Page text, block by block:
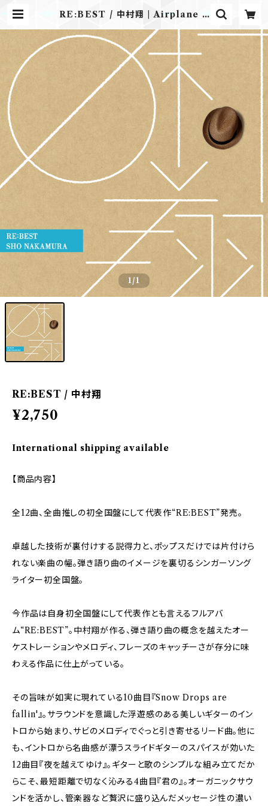
RE:BEST / 中村翔 | Airplane L
1/1
RE:BEST / 中村翔
¥2,750
International shipping available
【商品内容】
全12曲、全曲推しの初全国盤にして代表作“RE:BEST”発売。
卓越した技術が裏付けする説得力と、ポップスだけでは片付けら
れない楽曲の幅。弾き語り曲のイメージを裏切るシンガーソング
ライター初全国盤。
今作品は自身初全国盤にして代表作とも言えるフルアバ
ム“RE:BEST”。中村翔が作る、弾き語り曲の概念を越えたオー
ケストレーションやメロディ、フレーズのキャッチーさが存分に味
わえる作品に仕上がっている。
その旨味が如実に現れている10曲目『Snow Drops are
fallin'』。サラウンドを意識した浮遊感のある美しいギターのイン
トロから始まり、サビのメロディでぐっと引き寄せるリード曲。他に
も、イントロから名曲感が漂うスライドギターのスパイスが効いた
12曲目『夜を越えてゆけ』。ギターと歌のシンプルな組み立てだか
らこそ、最短距離で切なく沁みる4曲目『君の』。オーガニックサウ
ンドを活かし、管楽器など贅沢に盛り込んだメッセージ性の濃い